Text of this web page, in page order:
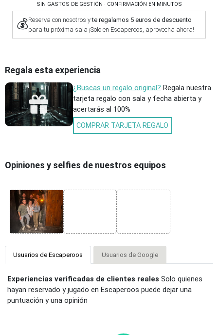
SIN GASTOS DE GESTIÓN · CONFIRMACIÓN EN MINUTOS
💰Reserva con nosotros yte regalamos 5 euros de descuento
para tu próxima sala ¡Solo en Escaperoos, aprovecha ahora!
Regala esta experiencia
¿Buscas un regalo original? Regala nuestra
tarjeta regalo con sala y fecha abierta y
acertarás al 100%
COMPRAR TARJETA REGALO
Opiniones y selfies de nuestros equipos
Usuarios de Escaperoos Usuarios de Google
Experiencias verificadas de clientes reales Solo quienes
hayan reservado y jugado en Escaperoos puede dejar una
puntuación y una opinión